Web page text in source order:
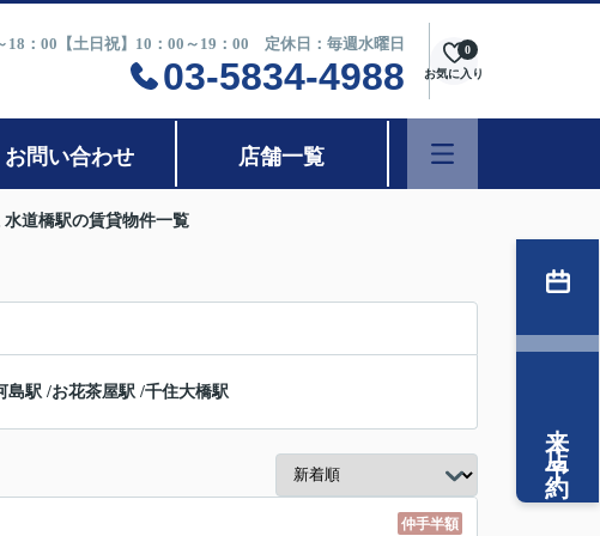
18：00【土日祝】10：00～19：00 定休日：毎週水曜日
03-5834-4988 お気に入り
0
お問い合わせ 店舗一覧
水道橋駅の賃貸物件一覧
島駅 /お花茶屋駅 /千住大橋駅
仲手半額
来店予約